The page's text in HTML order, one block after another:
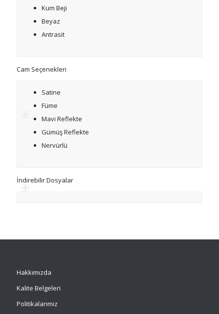
Kum Beji
Beyaz
Antrasit
Cam Seçenekleri
Satine
Füme
Mavi Reflekte
Gümüş Reflekte
Nervürlü
İndirebilir Dosyalar
Hakkımızda
Kalite Belgeleri
Politikalarımız